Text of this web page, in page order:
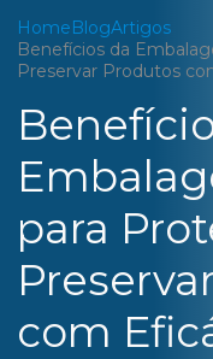
HomeBlogArtigos
Benefícios da
Preservar Produtos
para
com